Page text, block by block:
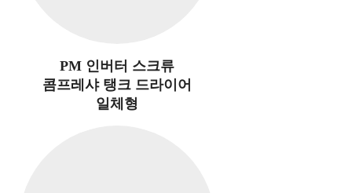
PM 인버터 스크류
콤프레샤 탱크 드라이어
일체형